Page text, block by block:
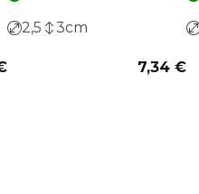
2,5
3cm
7,34 €